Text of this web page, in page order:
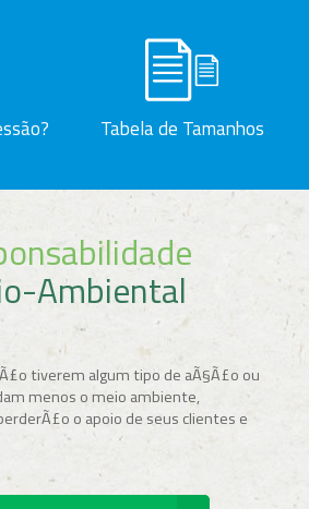
Tabela de Tamanhos
Ambiental
tiverem algum tipo de aÃ§Ã£o ou
menos o meio ambiente,
o apoio de seus clientes e